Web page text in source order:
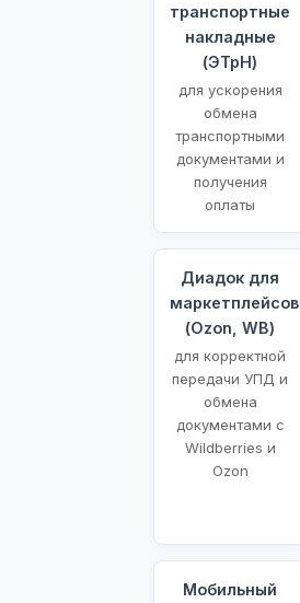
транспортные
накладные
(ЭТрН)
для ускорения
обмена
транспортными
документами и
получения
оплаты
Диадок для
маркетплейсов
(Ozon, WB)
для корректной
передачи УПД и
обмена
документами с
Wildberries и
Ozon
Мобильный